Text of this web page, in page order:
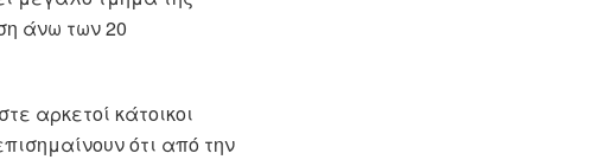
άνω των 20
αρκετοί κάτοικοι
ότι από την